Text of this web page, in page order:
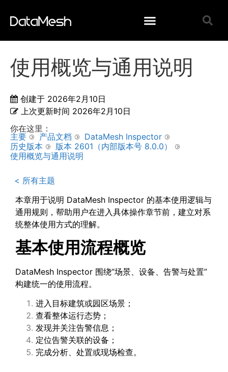
使用概览与通用说明
创建于 2026年2月10日
上次更新时间 2026年2月10日
你在这里：
主要
产品文档
DataMesh Inspector
历史版本
版本 2601（内部版本号 8.0.0）
使用概览与通用说明
< 所有主题
本章用于说明 DataMesh Inspector 的基本使用逻辑与
通用规则，帮助用户在进入具体操作章节前，建立对系
统整体使用方式的理解。
基本使用流程概览
DataMesh Inspector 围绕“场景、设备、告警与处置”
构建统一的使用流程。
进入目标建筑或园区场景；
查看整体运行态势；
发现并关注告警信息；
定位告警关联的设备；
完成分析、处置或现场检查。